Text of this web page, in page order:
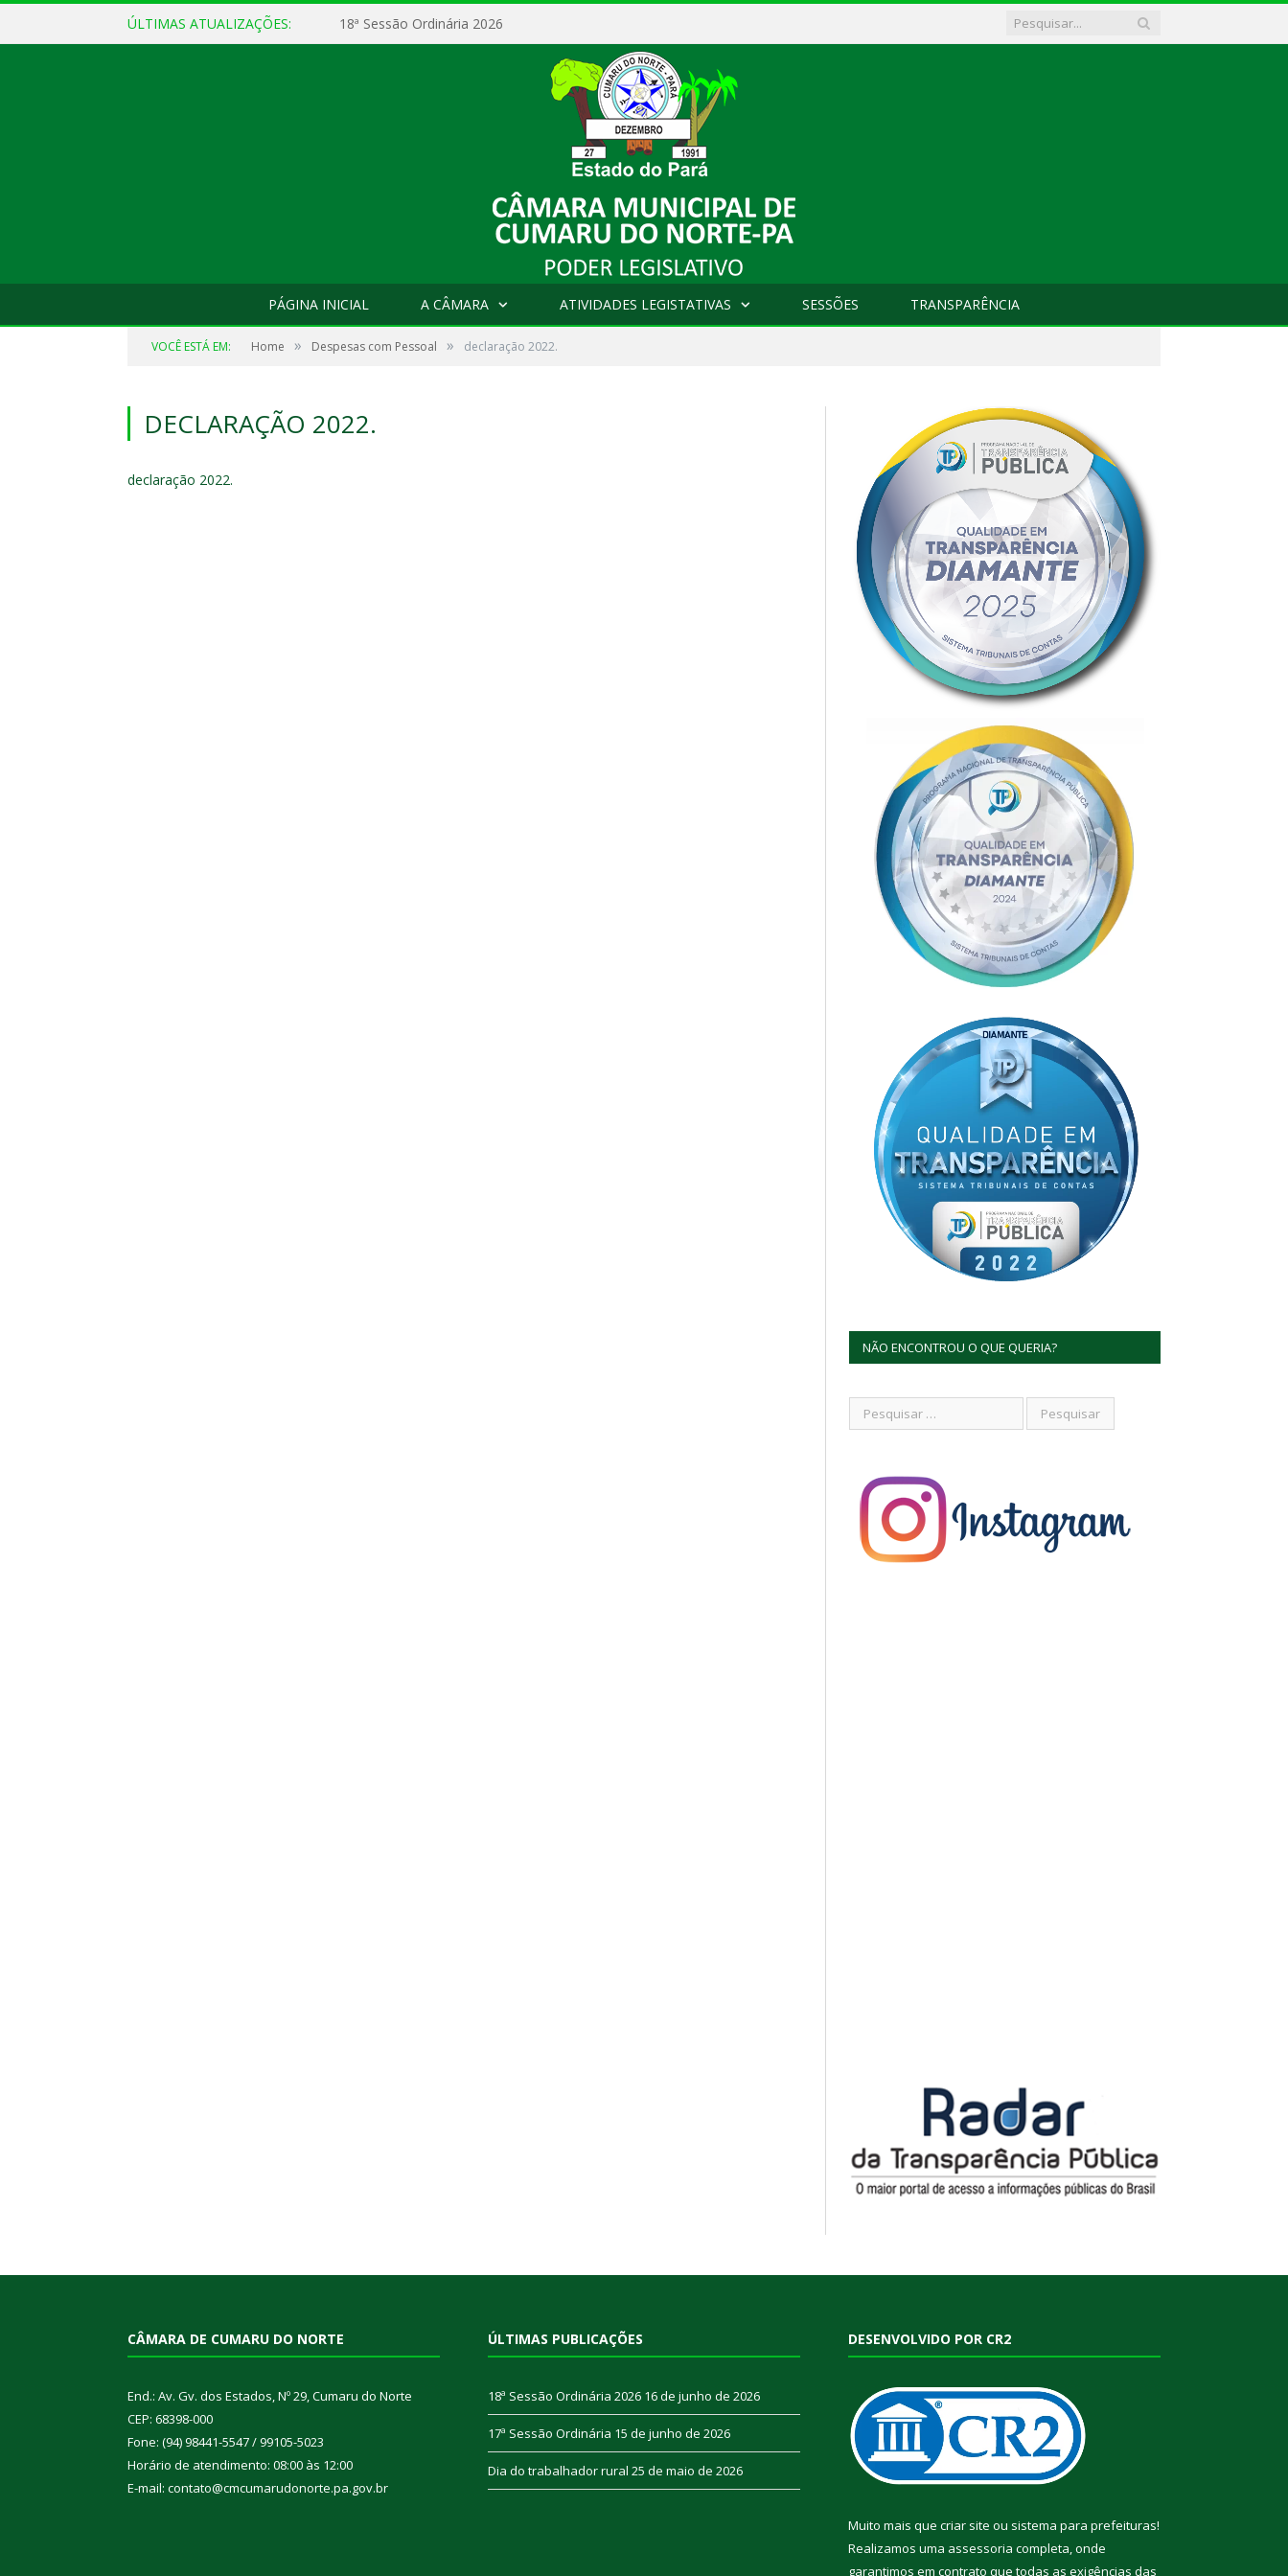
ÚLTIMAS ATUALIZAÇÕES: 18ª Sessão Ordinária 2026
PÁGINA INICIAL A CÂMARA ATIVIDADES LEGISTATIVAS SESSÕES TRANSPARÊNCIA
VOCÊ ESTÁ EM: Home » Despesas com Pessoal » declaração 2022.
DECLARAÇÃO 2022.
declaração 2022.
NÃO ENCONTROU O QUE QUERIA?
CÂMARA DE CUMARU DO NORTE
End.: Av. Gv. dos Estados, Nº 29, Cumaru do Norte
CEP: 68398-000
Fone: (94) 98441-5547 / 99105-5023
Horário de atendimento: 08:00 às 12:00
E-mail: contato@cmcumarudonorte.pa.gov.br
ÚLTIMAS PUBLICAÇÕES
18ª Sessão Ordinária 2026 16 de junho de 2026
17ª Sessão Ordinária 15 de junho de 2026
Dia do trabalhador rural 25 de maio de 2026
DESENVOLVIDO POR CR2
Muito mais que criar site ou sistema para prefeituras!
Realizamos uma assessoria completa, onde
garantimos em contrato que todas as exigências das